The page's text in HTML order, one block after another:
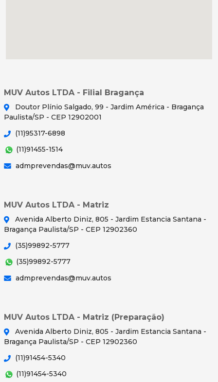
MUV Autos LTDA - Filial Bragança
Doutor Plínio Salgado, 99 - Jardim América - Bragança
Paulista/SP - CEP 12902001
(11)95317-6898
(11)91455-1514
admprevendas@muv.autos
MUV Autos LTDA - Matriz
Avenida Alberto Diniz, 805 - Jardim Estancia Santana -
Bragança Paulista/SP - CEP 12902360
(35)99892-5777
(35)99892-5777
admprevendas@muv.autos
MUV Autos LTDA - Matriz (Preparação)
Avenida Alberto Diniz, 805 - Jardim Estancia Santana -
Bragança Paulista/SP - CEP 12902360
(11)91454-5340
(11)91454-5340